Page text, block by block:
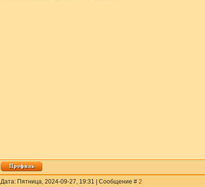
Дата: Пятница, 2024-09-27, 19:31 | Сообщение # 2